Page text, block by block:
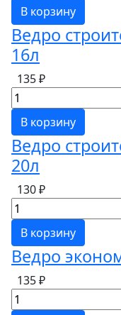
В корзину
Ведро
16л
135 ₽
В корзину
Ведро
20л
130 ₽
В корзину
Ведро
135 ₽